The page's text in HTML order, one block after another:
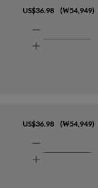
US$36.98 (₩54,949)
US$36.98 (₩54,949)